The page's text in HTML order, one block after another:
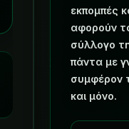
εκπομπές
αφορούν
σύλλογο
πάντα με
συμφέρον
και μόνο.